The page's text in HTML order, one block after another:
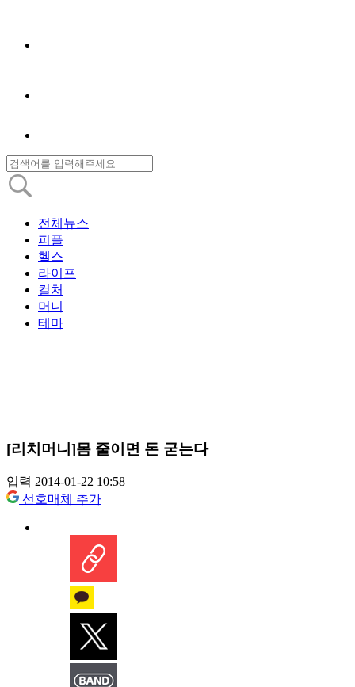
전체뉴스
피플
헬스
라이프
컬처
머니
테마
[리치머니]몸 줄이면 돈 굳는다
입력 2014-01-22 10:58
선호매체 추가